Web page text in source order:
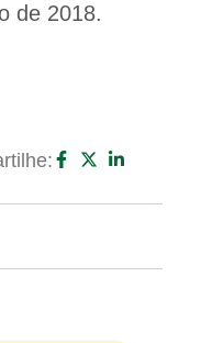
de 2018.